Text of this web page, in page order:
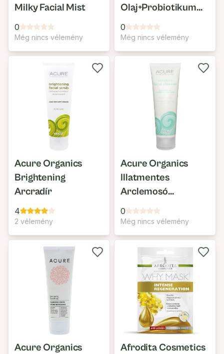
Milky Facial Mist
0
Még nincs vélemény
Olaj+Probiotikum
Sensitív Arcmosó
0
Még nincs vélemény
Acure Organics
Brightening
Arcradír
4
2 vélemény
Acure Organics
Illatmentes
Arclemosó
Érzékeny Bőrre
0
Még nincs vélemény
Acure Organics
Afrodita Cosmetics